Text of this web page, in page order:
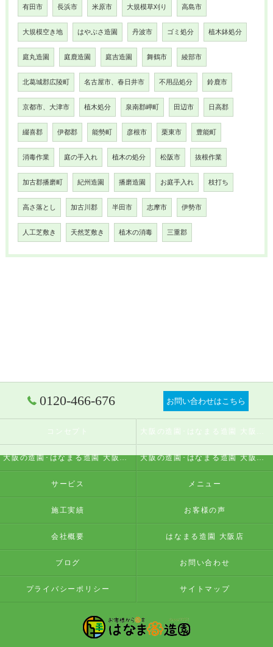
有田市 長浜市 米原市 大規模草刈り 高島市
大規模空き地 はやぶさ造園 丹波市 ゴミ処分 植木鉢処分
庭丸造園 庭鹿造園 庭吉造園 舞鶴市 綾部市
北葛城郡広陵町 名古屋市、春日井市 不用品処分 鈴鹿市
京都市、大津市 植木処分 泉南郡岬町 田辺市 日高郡
綴喜郡 伊都郡 能勢町 彦根市 栗東市 豊能町
消毒作業 庭の手入れ 植木の処分 松阪市 抜根作業
加古郡播磨町 紀州造園 播磨造園 お庭手入れ 枝打ち
高さ落とし 加古川郡 半田市 志摩市 伊勢市
人工芝敷き 天然芝敷き 植木の消毒 三重郡
0120-466-676 お問い合わせはこちら
コンセプト
大阪の造園･はなまる造園 大阪店の評判 大阪の造園･はなまる造園 大阪店のお客様の声
サービス メニュー
施工実績 お客様の声
会社概要 はなまる造園 大阪店
ブログ お問い合わせ
プライバシーポリシー サイトマップ